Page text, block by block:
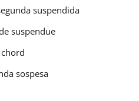
suspendida
suspendue
sospesa